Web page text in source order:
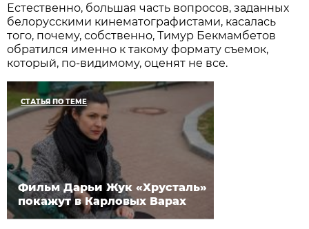
Естественно, большая часть вопросов, заданных
белорусскими кинематографистами, касалась
того, почему, собственно, Тимур Бекмамбетов
обратился именно к такому формату съемок,
который, по-видимому, оценят не все.
СТАТЬЯ ПО ТЕМЕ
Фильм Дарьи Жук «Хрусталь»
покажут в Карловых Варах